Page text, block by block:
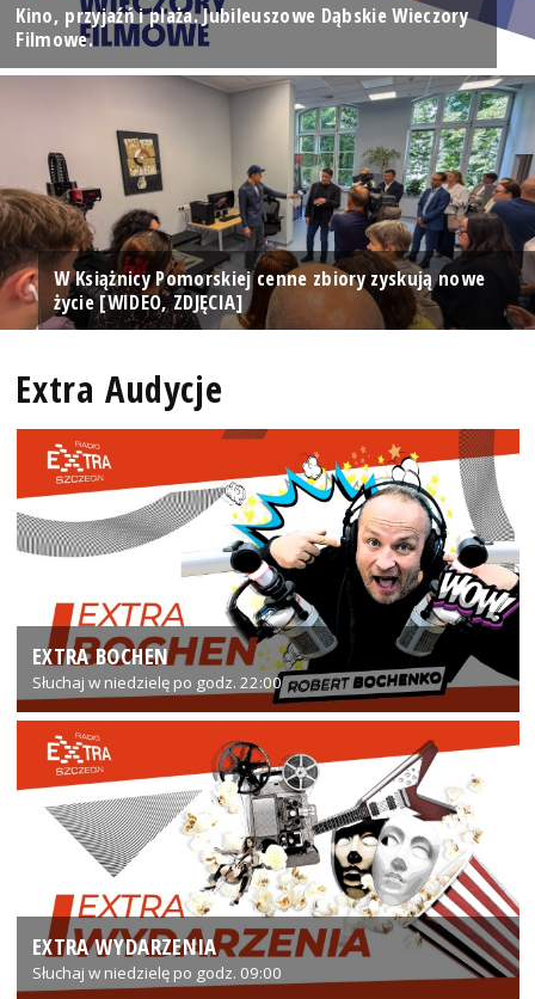
Kino, przyjaźń i plaża. Jubileuszowe Dąbskie Wieczory
Filmowe.
W Książnicy Pomorskiej cenne zbiory zyskują nowe
życie [WIDEO, ZDJĘCIA]
Extra Audycje
EXTRA BOCHEN
Słuchaj w niedzielę po godz. 22:00
EXTRA WYDARZENIA
Słuchaj w niedzielę po godz. 09:00